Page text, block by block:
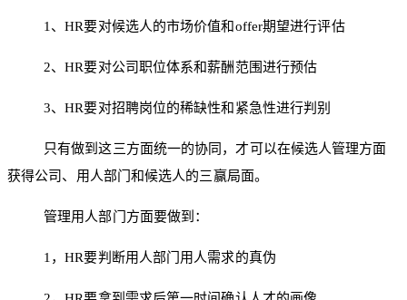
1、HR要对候选人的市场价值和offer期望进行评估
2、HR要对公司职位体系和薪酬范围进行预估
3、HR要对招聘岗位的稀缺性和紧急性进行判别
只有做到这三方面统一的协同，才可以在候选人管理方面
获得公司、用人部门和候选人的三赢局面。
管理用人部门方面要做到：
1，HR要判断用人部门用人需求的真伪